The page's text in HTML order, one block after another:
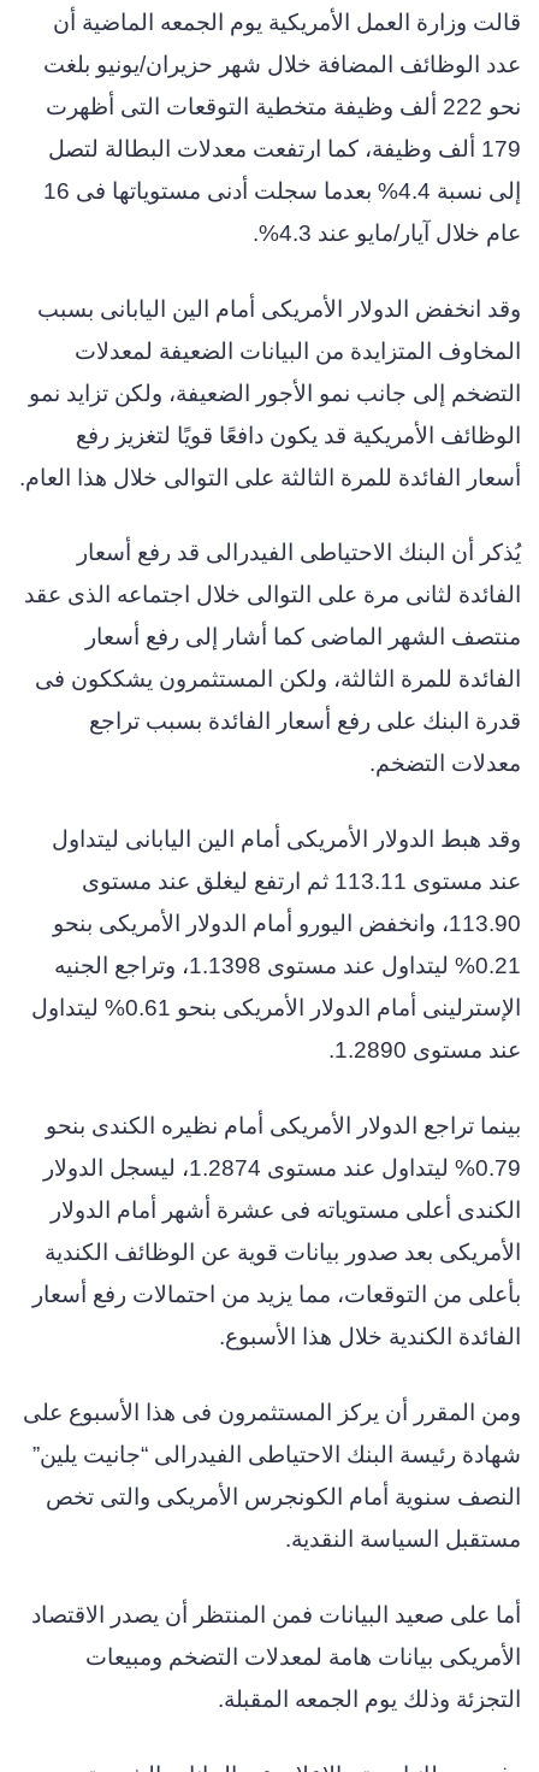
قالت وزارة العمل الأمريكية يوم الجمعه الماضية أن
عدد الوظائف المضافة خلال شهر حزيران/يونيو بلغت
نحو 222 ألف وظيفة متخطية التوقعات التى أظهرت
179 ألف وظيفة، كما ارتفعت معدلات البطالة لتصل
إلى نسبة 4.4% بعدما سجلت أدنى مستوياتها فى 16
عام خلال آيار/مايو عند 4.3%.
وقد انخفض الدولار الأمريكى أمام الين اليابانى بسبب
المخاوف المتزايدة من البيانات الضعيفة لمعدلات
التضخم إلى جانب نمو الأجور الضعيفة، ولكن تزايد نمو
الوظائف الأمريكية قد يكون دافعًا قويًا لتغزيز رفع
أسعار الفائدة للمرة الثالثة على التوالى خلال هذا العام.
يُذكر أن البنك الاحتياطى الفيدرالى قد رفع أسعار
الفائدة لثانى مرة على التوالى خلال اجتماعه الذى عقد
منتصف الشهر الماضى كما أشار إلى رفع أسعار
الفائدة للمرة الثالثة، ولكن المستثمرون يشككون فى
قدرة البنك على رفع أسعار الفائدة بسبب تراجع
معدلات التضخم.
وقد هبط الدولار الأمريكى أمام الين اليابانى ليتداول
عند مستوى 113.11 ثم ارتفع ليغلق عند مستوى
113.90، وانخفض اليورو أمام الدولار الأمريكى بنحو
0.21% ليتداول عند مستوى 1.1398، وتراجع الجنيه
الإسترلينى أمام الدولار الأمريكى بنحو 0.61% ليتداول
عند مستوى 1.2890.
بينما تراجع الدولار الأمريكى أمام نظيره الكندى بنحو
0.79% ليتداول عند مستوى 1.2874، ليسجل الدولار
الكندى أعلى مستوياته فى عشرة أشهر أمام الدولار
الأمريكى بعد صدور بيانات قوية عن الوظائف الكندية
بأعلى من التوقعات، مما يزيد من احتمالات رفع أسعار
الفائدة الكندية خلال هذا الأسبوع.
ومن المقرر أن يركز المستثمرون فى هذا الأسبوع على
شهادة رئيسة البنك الاحتياطى الفيدرالى “جانيت يلين”
النصف سنوية أمام الكونجرس الأمريكى والتى تخص
مستقبل السياسة النقدية.
أما على صعيد البيانات فمن المنتظر أن يصدر الاقتصاد
الأمريكى بيانات هامة لمعدلات التضخم ومبيعات
التجزئة وذلك يوم الجمعه المقبلة.